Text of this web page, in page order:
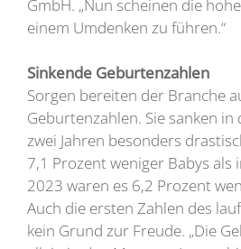
GmbH. „Nun scheinen die
einem Umdenken zu führen.“
Sinkende Geburtenzahlen
Sorgen bereiten der Branche
Geburtenzahlen. Sie sanken in
zwei Jahren besonders
7,1 Prozent weniger Babys als
2023 waren es 6,2 Prozent
Auch die ersten Zahlen des
kein Grund zur Freude. „Die